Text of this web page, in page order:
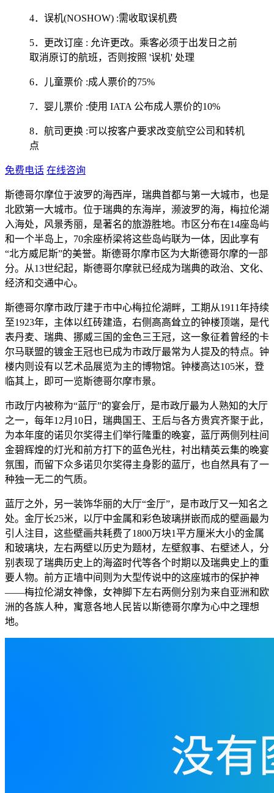
4．误机(NOSHOW) :需收取误机费
5．更改订座 : 允许更改。乘客必须于出发日之前
取消原订的航班，否则按照 '误机' 处理
6．儿童票价 :成人票价的75%
7．婴儿票价 :使用 IATA 公布成人票价的10%
8．航司更换 :可以按客户要求改变航空公司和转机
点
免费电话 在线咨询
斯德哥尔摩位于波罗的海西岸，瑞典首都与第一大城市，也是
北欧第一大城市。位于瑞典的东海岸，濒波罗的海，梅拉伦湖
入海处，风景秀丽，是著名的旅游胜地。市区分布在14座岛屿
和一个半岛上，70余座桥梁将这些岛屿联为一体，因此享有
“北方威尼斯”的美誉。斯德哥尔摩市区为大斯德哥尔摩的一部
分。从13世纪起，斯德哥尔摩就已经成为瑞典的政治、文化、
经济和交通中心。
斯德哥尔摩市政厅建于市中心梅拉伦湖畔，工期从1911年持续
至1923年，主体以红砖建造，右侧高高耸立的钟楼顶端，是代
表丹麦、瑞典、挪威三国的金色三王冠，这一象征着曾经的卡
尔马联盟的镀金王冠也已成为市政厅最常为人提及的特点。钟
楼内则设有以艺术品展览为主的博物馆。钟楼高达105米，登
临其上，即可一览斯德哥尔摩市景。
市政厅内被称为“蓝厅”的宴会厅，是市政厅最为人熟知的大厅
之一，每年12月10日，瑞典国王、王后与各方贵宾齐聚于此，
为本年度的诺贝尔奖得主们举行隆重的晚宴，蓝厅两侧列柱间
金碧辉煌的灯光和前方打下的蓝色光柱，衬出精英云集的晚宴
氛围，而留下众多诺贝尔奖得主身影的蓝厅，也自然具有了一
种独一无二的气质。
蓝厅之外，另一装饰华丽的大厅“金厅”，是市政厅又一知名之
处。金厅长25米，以厅中金属和彩色玻璃拼嵌而成的壁画最为
引人注目，这些壁画共耗费了1800万块1平方厘米大小的金属
和玻璃块，左右两壁以历史为题材，左壁叙事、右壁述人，分
别表现了瑞典历史上的海盗时代等各个时期以及瑞典史上的重
要人物。前方正墙中间则为大型传说中的这座城市的保护神
——梅拉伦湖女神像，女神脚下左右两侧分别为来自亚洲和欧
洲的各族人种，寓意各地人民皆以斯德哥尔摩为心中之理想
地。